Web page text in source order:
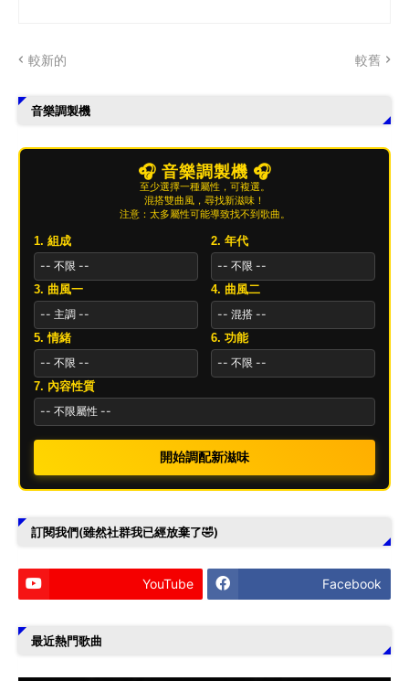
較新的 較舊
音樂調製機
🎧 音樂調製機 🎧
至少選擇一種屬性，可複選。
混搭雙曲風，尋找新滋味！
注意：太多屬性可能導致找不到歌曲。
1. 組成 2. 年代
3. 曲風一 4. 曲風二
5. 情緒 6. 功能
7. 內容性質
開始調配新滋味
訂閱我們(雖然社群我已經放棄了🤣)
YouTube Facebook
最近熱門歌曲